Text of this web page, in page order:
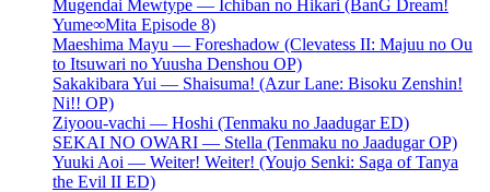
Mugendai Mewtype — Ichiban no Hikari (BanG Dream!
Yume∞Mita Episode 8)
Maeshima Mayu — Foreshadow (Clevatess II: Majuu no Ou
to Itsuwari no Yuusha Denshou OP)
Sakakibara Yui — Shaisuma! (Azur Lane: Bisoku Zenshin!
Ni!! OP)
Ziyoou-vachi — Hoshi (Tenmaku no Jaadugar ED)
SEKAI NO OWARI — Stella (Tenmaku no Jaadugar OP)
Yuuki Aoi — Weiter! Weiter! (Youjo Senki: Saga of Tanya
the Evil II ED)